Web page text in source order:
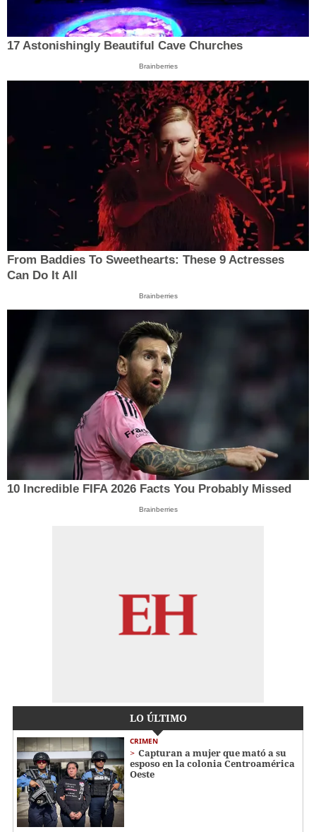
17 Astonishingly Beautiful Cave Churches
Brainberries
From Baddies To Sweethearts: These 9 Actresses
Can Do It All
Brainberries
10 Incredible FIFA 2026 Facts You Probably Missed
Brainberries
LO ÚLTIMO
CRIMEN
Capturan a mujer que mató a su
esposo en la colonia Centroamérica
Oeste